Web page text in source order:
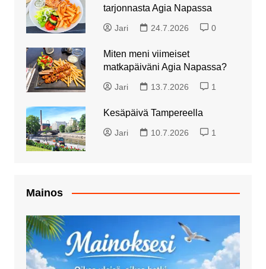
tarjonnasta Agia Napassa
Jari 24.7.2026 0
Miten meni viimeiset
matkapäiväni Agia Napassa?
Jari 13.7.2026 1
Kesäpäivä Tampereella
Jari 10.7.2026 1
Mainos